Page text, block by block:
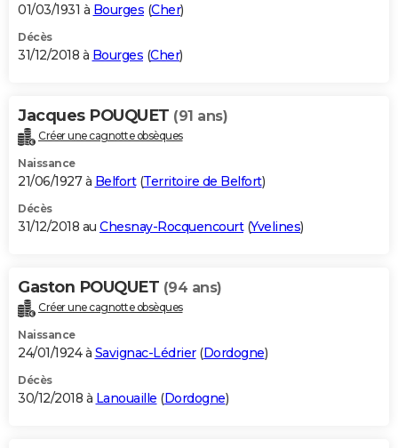
01/03/1931 à Bourges (Cher)
Décès
31/12/2018 à Bourges (Cher)
Jacques POUQUET (91 ans)
Créer une cagnotte obsèques
Naissance
21/06/1927 à Belfort(Territoire de Belfort)
Décès
31/12/2018 au Chesnay-Rocquencourt(Yvelines)
Gaston POUQUET (94 ans)
Créer une cagnotte obsèques
Naissance
24/01/1924 à Savignac-Lédrier(Dordogne)
Décès
30/12/2018 à Lanouaille (Dordogne)